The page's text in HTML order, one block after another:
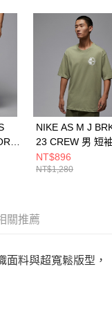
，本公司不負相關責
之用戶狀況，依本公司即
，本公司將視審查結果
發現惡意使用之情形，
並採取法律行動。
NIKE AS M J
23 CREW 男 短
HQ8945238
NT$896
NT$1,280
關推薦
面料與超寬鬆版型，